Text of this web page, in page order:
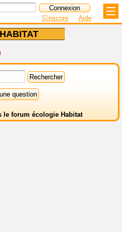
S'inscrire Aide
le forum écologie Habitat